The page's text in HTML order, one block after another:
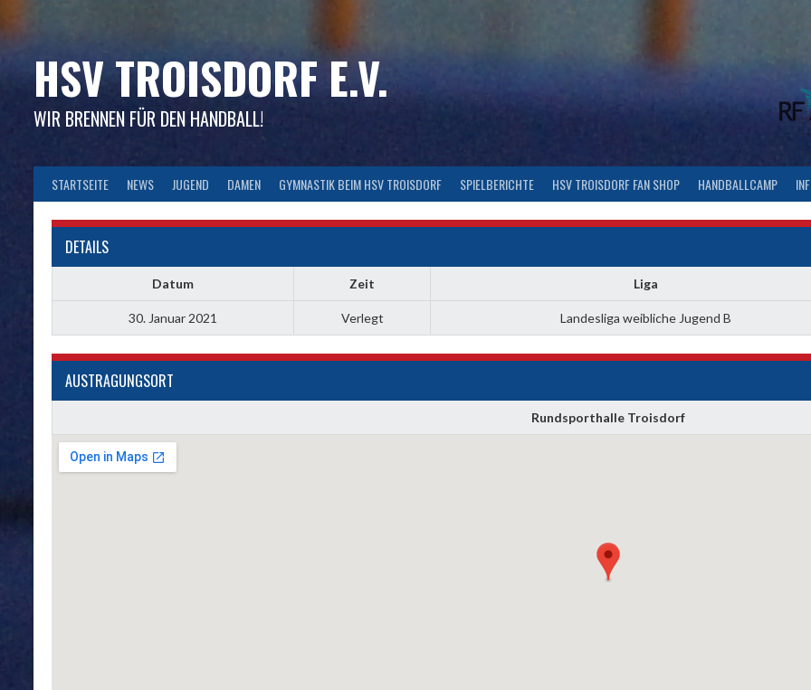
to
HSV TROISDORF E.V.
WIR BRENNEN FÜR DEN HANDBALL!
STARTSEITE NEWS JUGEND DAMEN GYMNASTIK BEIM HSV TROISDORF SPIELBERICHTE HSV TROISDORF FAN SHOP HANDBALLCAMP
DETAILS
Datum Zeit Liga
30. Januar 2021 Verlegt Landesliga weibliche Jugend B
AUSTRAGUNGSORT
Rundsporthalle Troisdorf